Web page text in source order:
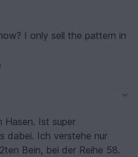
I only sell the pattern in
Hasen. Ist super
dabei. Ich verstehe nur
Bein, bei der Reihe 58.